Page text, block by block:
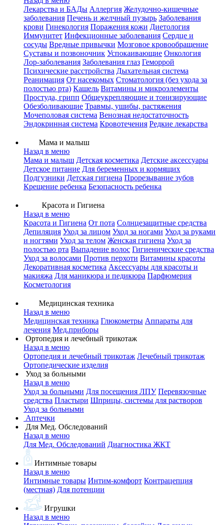
Лекарства и БАДы Аллергия Желудочно-кишечные
заболевания Печень и желчный пузырь Заболевания
крови Гинекология Поражения кожи Диетология
Иммунитет Инфекционные заболевания Сердце и
сосуды Вредные привычки Мозговое кровообращение
Суставы и позвоночник Успокаивающие Онкология
Лор-заболевания Заболевания глаз Геморрой
Психические расстройства Дыхательная система
Реанимация От насекомых Стоматология (без ухода за
полостью рта) Кашель Витамины и микроэлементы
Простуда, грипп Общеукрепляющие и тонизирующие
Обезболивающие Травмы, ушибы, растяжения
Мочеполовая система Венозная недостаточность
Эндокринная система Кровотечения Редкие лекарства
Мама и малыш
Назад в меню
Мама и малыш Детская косметика Детские аксессуары
Детское питание Для беременных и кормящих
Подгузники Детская гигиена Прорезывание зубов
Крещение ребенка Безопасность ребенка
Красота и Гигиена
Назад в меню
Красота и Гигиена От пота Солнцезащитные средства
Депиляция Уход за лицом Уход за ногами Уход за руками
и ногтями Уход за телом Женская гигиена Уход за
полостью рта Выпадение волос Гигиенические средства
Уход за волосами Против перхоти Витамины красоты
Декоративная косметика Аксессуары для красоты и
макияжа Для маникюра и педикюра Парфюмерия
Косметология
Медицинская техника
Назад в меню
Медицинская техника Глюкометры Аппараты для
лечения Мед.приборы
Ортопедия и лечебный трикотаж
Назад в меню
Ортопедия и лечебный трикотаж Лечебный трикотаж
Ортопедические изделия
Уход за больными
Назад в меню
Уход за больными Для посещения ЛПУ Перевязочные
средства Пластыри Шприцы, системы для растворов
Уход за больными
Аптечки
Для Мед. Обследований
Назад в меню
Для Мед. Обследований Диагностика ЖКТ
Интимные товары
Назад в меню
Интимные товары Интим-комфорт Контрацепция
(местная) Для потенции
Игрушки
Назад в меню